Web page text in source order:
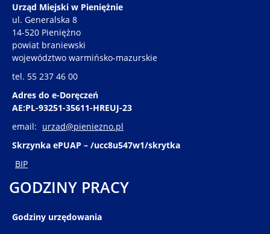
Urząd Miejski w Pieniężnie
ul. Generalska 8
14-520 Pieniężno
powiat braniewski
województwo warmińsko-mazurskie
tel. 55 237 46 00
Adres do e-Doręczeń
AE:PL-93251-35611-HREUJ-23
email: urzad@pieniezno.pl
Skrzynka ePUAP – /ucc8u547w1/skrytka
BIP
GODZINY PRACY
Godziny urzędowania